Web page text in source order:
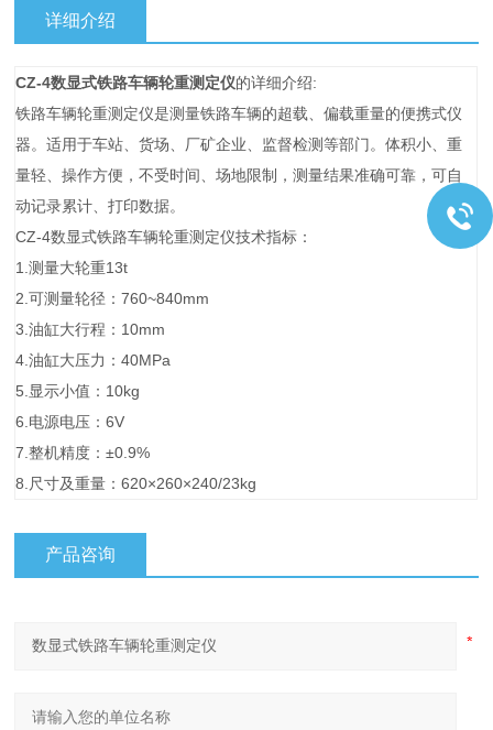
详细介绍
CZ-4数显式铁路车辆轮重测定仪的详细介绍:
铁路车辆轮重测定仪是测量铁路车辆的超载、偏载重量的便携式仪
器。适用于车站、货场、厂矿企业、监督检测等部门。体积小、重
量轻、操作方便，不受时间、场地限制，测量结果准确可靠，可自
动记录累计、打印数据。
CZ-4数显式铁路车辆轮重测定仪技术指标：
1.测量大轮重13t
2.可测量轮径：760~840mm
3.油缸大行程：10mm
4.油缸大压力：40MPa
5.显示小值：10kg
6.电源电压：6V
7.整机精度：±0.9%
8.尺寸及重量：620×260×240/23kg
产品咨询